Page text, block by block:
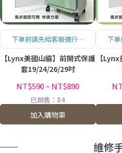
下單前請先給客服進行確
認！🔖折扣碼CASE100
【Lynx美國山貓】前開式保護
套19/24/26/29吋
NT$590~NT$890
已銷售：84
加入購物車
下
認
【
維修